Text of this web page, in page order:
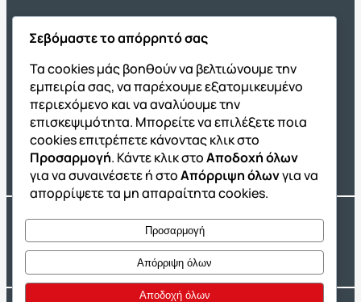
Όμιλος ΔΙΑΚΡΟΤΗΜΑ
ΔΙΑΚΡΟΤΗΜΑ@Home
Σχολική Μελέτη After School
Εκδόσεις Καλαϊτζίδη
Franchise ΔΙΑΚΡΟΤΗΜΑ
Copyright® 2004 –2026Εκπαιδευτικός Όμιλος ΔΙΑΚΡΟΤΗΜΑ®. Αρ.
Γ.Ε.Μ.Η.: 54967109000.
Oceancube – Hosted by
Σεβόμαστε το απόρρητό σας
Τα cookies μάς βοηθούν να βελτιώνουμε την
εμπειρία σας, να παρέχουμε εξατομικευμένο
περιεχόμενο και να αναλύουμε την
επισκεψιμότητα. Μπορείτε να επιλέξετε ποια
cookies επιτρέπετε κάνοντας κλικ στο
Προσαρμογή. Κάντε κλικ στοΑποδοχή όλων
για να συναινέσετε ή στοΑπόρριψη όλωνγια να
απορρίψετε τα μη απαραίτητα cookies.
Προσαρμογή
Απόρριψη όλων
Αποδοχή όλων